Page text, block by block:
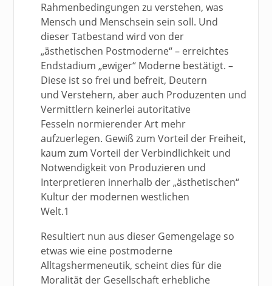
Rahmenbedingungen zu verstehen, was
Mensch und Menschsein sein soll. Und
dieser Tatbestand wird von der
„ästhetischen Postmoderne“ – erreichtes
Endstadium „ewiger“ Moderne bestätigt. –
Diese ist so frei und befreit, Deutern
und Verstehern, aber auch Produzenten und
Vermittlern keinerlei autoritative
Fesseln normierender Art mehr
aufzuerlegen. Gewiß zum Vorteil der Freiheit,
kaum zum Vorteil der Verbindlichkeit und
Notwendigkeit von Produzieren und
Interpretieren innerhalb der „ästhetischen“
Kultur der modernen westlichen
Welt.1
Resultiert nun aus dieser Gemengelage so
etwas wie eine postmoderne
Alltagshermeneutik, scheint dies für die
Moralität der Gesellschaft erhebliche